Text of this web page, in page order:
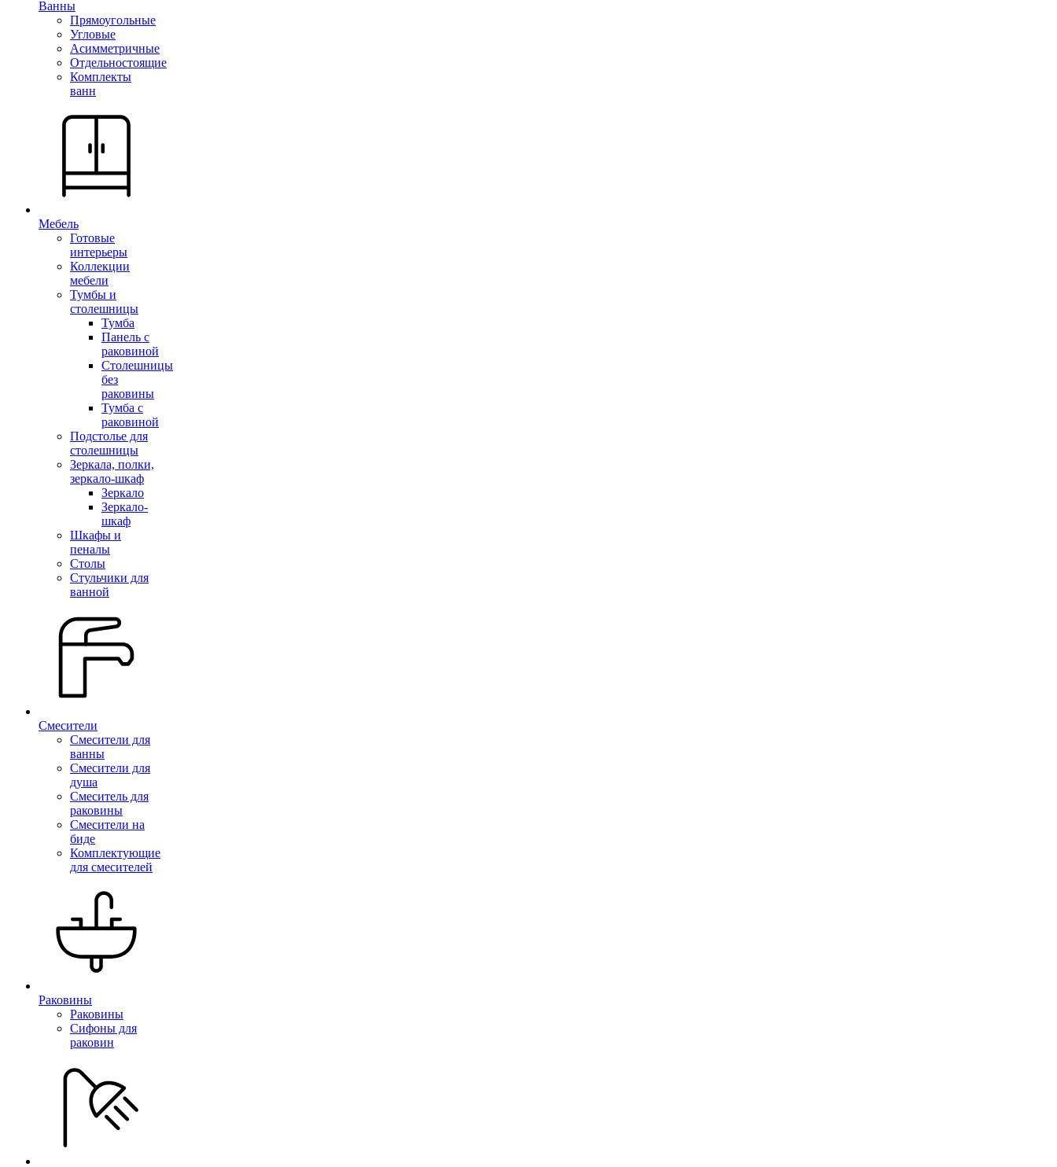
Ванны
Прямоугольные
Угловые
Асимметричные
Отдельностоящие
Комплекты
ванн
Мебель
Готовые
интерьеры
Коллекции
мебели
Тумбы и
столешницы
Тумба
Панель с
раковиной
Столешницы
без
раковины
Тумба с
раковиной
Подстолье для
столешницы
Зеркала, полки,
зеркало-шкаф
Зеркало
Зеркало-
шкаф
Шкафы и
пеналы
Столы
Стульчики для
ванной
Смесители
Смесители для
ванны
Смесители для
душа
Смеситель для
раковины
Смесители на
биде
Комплектующие
для смесителей
Раковины
Раковины
Сифоны для
раковин